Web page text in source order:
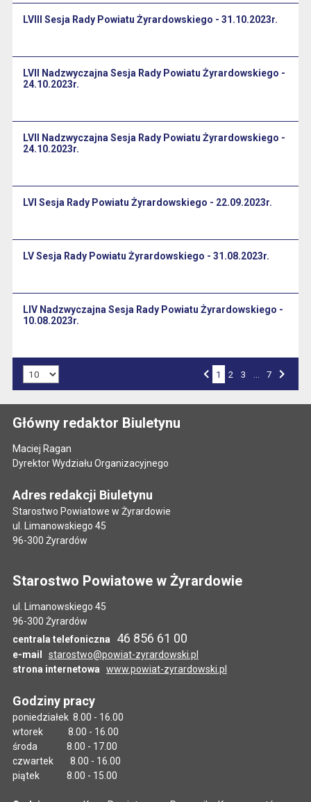
LVIII Sesja Rady Powiatu Żyrardowskiego - 31.10.2023r.
LVII Nadzwyczajna Sesja Rady Powiatu Żyrardowskiego -
24.10.2023r.
LVII Nadzwyczajna Sesja Rady Powiatu Żyrardowskiego -
24.10.2023r.
LVI Sesja Rady Powiatu Żyrardowskiego - 22.09.2023r.
LV Sesja Rady Powiatu Żyrardowskiego - 31.08.2023r.
LIV Nadzwyczajna Sesja Rady Powiatu Żyrardowskiego -
10.08.2023r.
1 2 3 7
Główny redaktor Biuletynu
Maciej Ragan
Dyrektor Wydziału Organizacyjnego
Adres redakcji Biuletynu
Starostwo Powiatowe w Żyrardowie
ul. Limanowskiego 45
96-300 Żyrardów
Starostwo Powiatowe w Żyrardowie
ul. Limanowskiego 45
96-300 Żyrardów
centrala telefoniczna
46 856 61 00
e-mail
starostwo@powiat-zyrardowski.pl
strona internetowa
www.powiat-zyrardowski.pl
Godziny pracy
poniedziałek 8.00 - 16.00
wtorek 8.00 - 16.00
środa 8.00 - 17.00
czwartek 8.00 - 16.00
piątek 8.00 - 15.00